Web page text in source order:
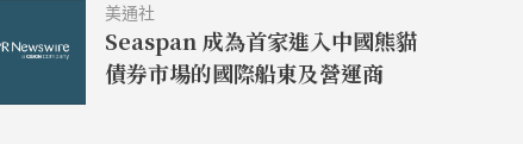
美通社
Seaspan 成為首家進入中國熊貓
債券市場的國際船東及營運商